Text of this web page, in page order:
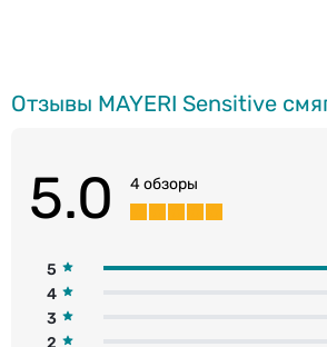
5.0 4 обзоры
5
4
3
2